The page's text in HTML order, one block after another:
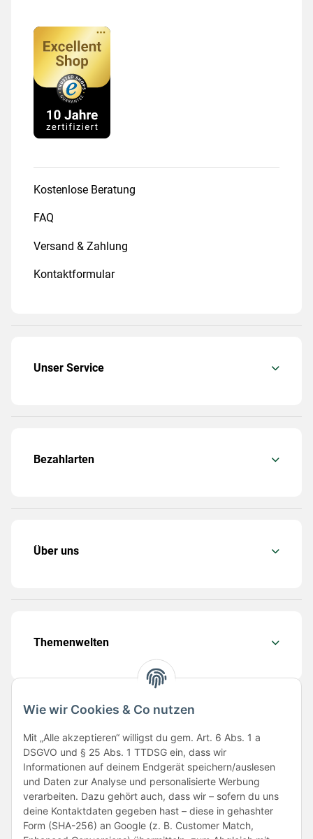
Wie wir Cookies & Co nutzen
Mit „Alle akzeptieren“ willigst du gem. Art. 6 Abs. 1 a
DSGVO und § 25 Abs. 1 TTDSG ein, dass wir
Informationen auf deinem Endgerät speichern/auslesen
und Daten zur Analyse und personalisierte Werbung
verarbeiten. Dazu gehört auch, dass wir – sofern du uns
deine Kontaktdaten gegeben hast – diese in gehashter
Form (SHA-256) an Google (z. B. Customer Match,
Kostenlose Beratung
FAQ
Versand & Zahlung
Kontaktformular
Unser Service
Bezahlarten
Über uns
Themenwelten
Folge uns